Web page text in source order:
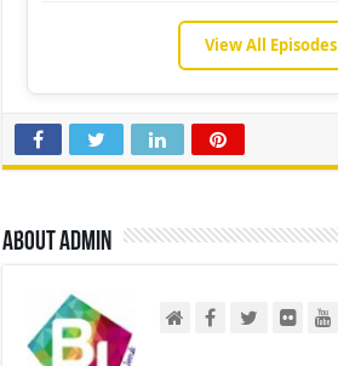
View All Episodes
About admin